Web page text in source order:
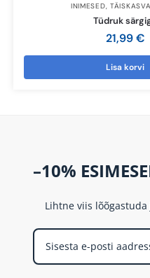
INIMESED
Tüdruk
21,99€
Lisa korvi
–10%
Lihtne viis